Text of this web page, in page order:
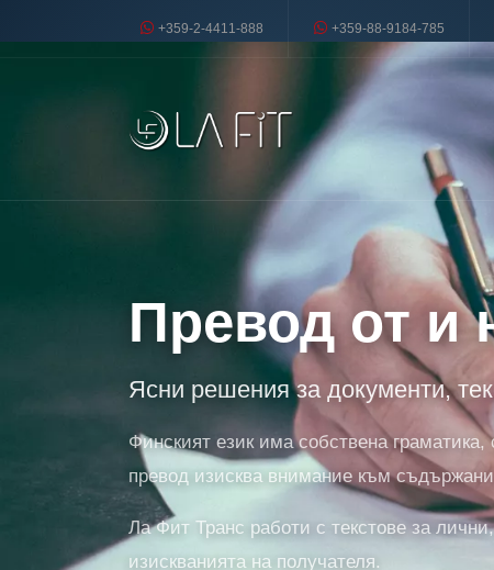
+359-2-4411-888 +359-88-9184-785
Превод от и
Ясни решения за документи,
Финският език има собствена
превод изисква внимание към
Ла Фит Транс работи с текстове за
изискванията на получателя.